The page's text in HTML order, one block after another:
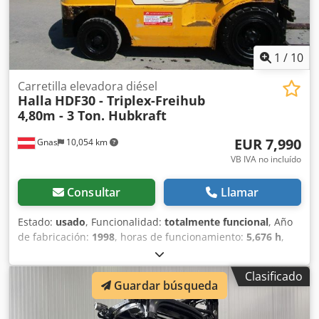
1 / 10
Gnas 10,054 km
Carretilla elevadora diésel
Halla HDF30 - Triplex-Freihub
4,80m - 3 Ton. Hubkraft
EUR 7,990
VB IVA no incluído
Consultar Llamar
Estado: usado, Funcionalidad: totalmente funcional, Año
de fabricación: 1998, horas de funcionamiento: 5,676 h,
3,000 kg, altura de elevación:
mm, tipo de combustible:diésel, tipo de mástil:triple,
altura de construcción:2,140 mm, potencia:
37 kW (50.31
, tipo de accionamiento:Diesel, Apilador diésel Tipo de
mástil: tríplex Estado: listo para usar y totalmente
Clasificado
Guardar búsqueda